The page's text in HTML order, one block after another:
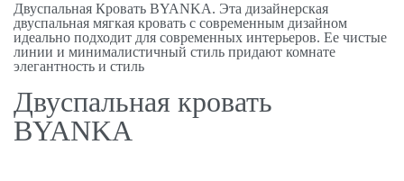
Двуспальная Кровать BYANKA. Эта дизайнерская
двуспальная мягкая кровать с современным дизайном
идеально подходит для современных интерьеров. Ее чистые
линии и минималистичный стиль придают комнате
элегантность и стиль
Двуспальная кровать
BYANKA